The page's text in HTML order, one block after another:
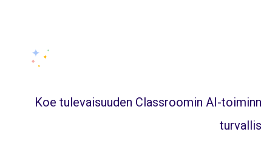
Koe tulevaisuuden Classroomin AI-